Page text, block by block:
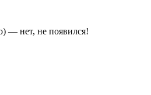
— нет, не появился!